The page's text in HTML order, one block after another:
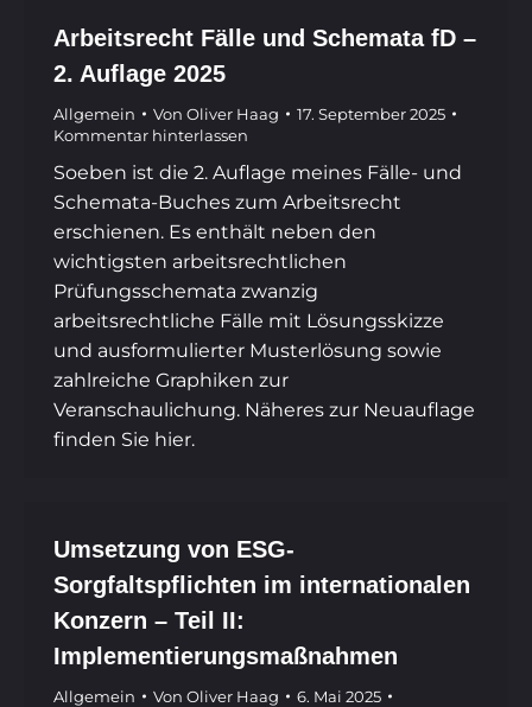
Arbeitsrecht Fälle und Schemata fD –
2. Auflage 2025
Allgemein Von Oliver Haag
17. September 2025
Kommentar hinterlassen
Soeben ist die 2. Auflage meines Fälle- und
Schemata-Buches zum Arbeitsrecht
erschienen. Es enthält neben den
wichtigsten arbeitsrechtlichen
Prüfungsschemata zwanzig
arbeitsrechtliche Fälle mit Lösungsskizze
und ausformulierter Musterlösung sowie
zahlreiche Graphiken zur
Veranschaulichung. Näheres zur Neuauflage
finden Sie hier.
Umsetzung von ESG-
Sorgfaltspflichten im internationalen
Konzern – Teil II:
Implementierungsmaßnahmen
Allgemein Von Oliver Haag
6. Mai 2025